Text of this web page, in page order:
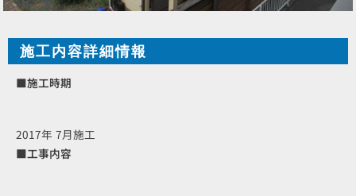
施工内容詳細情報
■施工時期
2017年 7月施工
■工事内容